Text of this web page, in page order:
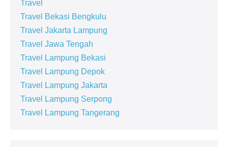
Travel
Travel Bekasi Bengkulu
Travel Jakarta Lampung
Travel Jawa Tengah
Travel Lampung Bekasi
Travel Lampung Depok
Travel Lampung Jakarta
Travel Lampung Serpong
Travel Lampung Tangerang